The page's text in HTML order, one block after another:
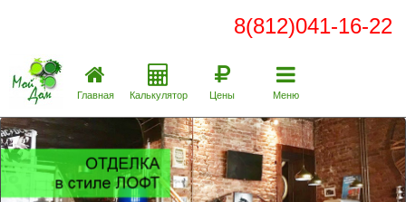
8(812)041-16-22
Главная Калькулятор Цены Меню